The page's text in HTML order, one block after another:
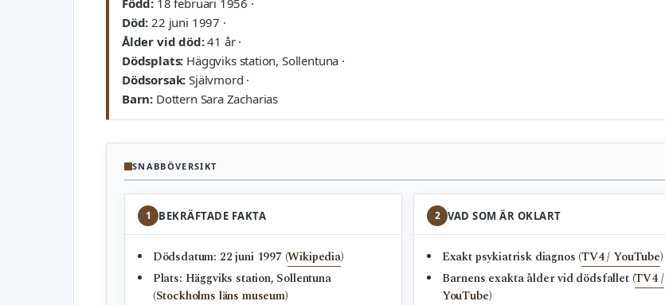
Född: 18 februari 1956 ·
Död: 22 juni 1997 ·
Ålder vid död:41 år ·
Dödsplats: Häggviks station, Sollentuna ·
Dödsorsak: Självmord ·
Barn: Dottern Sara Zacharias
SNABBÖVERSIKT
1 BEKRÄFTADE FAKTA
Dödsdatum: 22 juni 1997 (Wikipedia)
Plats: Häggviks station, Sollentuna
(Stockholms läns museum)
2 VAD SOM ÄR OKLART
Exakt psykiatrisk diagnos (TV4 / YouTube)
Barnens exakta ålder vid dödsfallet (TV4 /
YouTube)